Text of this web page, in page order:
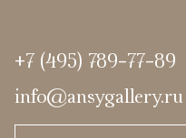
+7 (495) 789-77-89
info@ansygallery.ru